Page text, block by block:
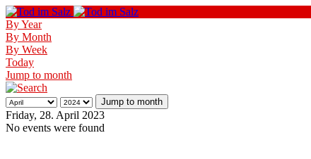
By Year
By Month
By Week
Today
Jump to month
Jump to month
Friday, 28. April 2023
No events were found